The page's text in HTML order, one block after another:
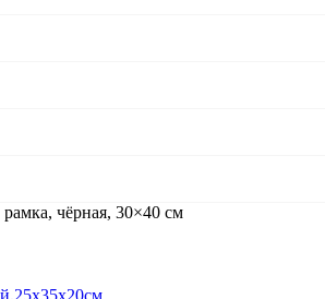
чёрная, 30×40 см